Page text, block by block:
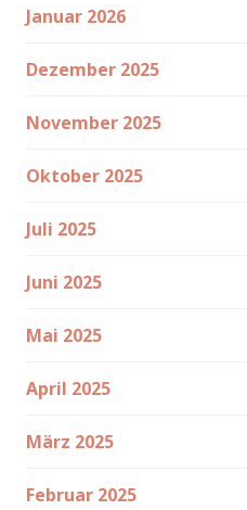
Januar 2026
Dezember 2025
November 2025
Oktober 2025
Juli 2025
Juni 2025
Mai 2025
April 2025
März 2025
Februar 2025